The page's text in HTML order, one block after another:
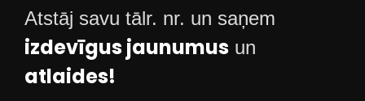
Atstāj savu tālr. nr. un saņem
izdevīgus jaunumus un
atlaides!